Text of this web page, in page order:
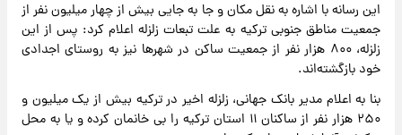
این رسانه با اشاره به نقل مکان و جا به جایی بیش از چهار میلیون نفر از
جمعیت مناطق جنوبی ترکیه به علت تبعات زلزله اعلام کرد: پس از این
زلزله، ۸۰۰ هزار نفر از جمعیت ساکن در شهرها نیز به روستای اجدادی
خود بازگشته‌اند.
بنا به اعلام مدیر بانک جهانی، زلزله اخیر در ترکیه بیش از یک میلیون و
۲۵۰ هزار نفر از ساکنان ۱۱ استان ترکیه را بی خانمان کرده و یا به محل